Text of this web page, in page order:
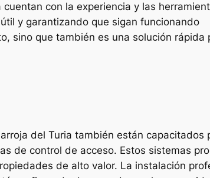
con la experiencia y las
y garantizando que sigan funcionando
sino que también es una solución rápida
del Turia también están capacitados
de control de acceso. Estos sistemas
de alto valor. La instalación